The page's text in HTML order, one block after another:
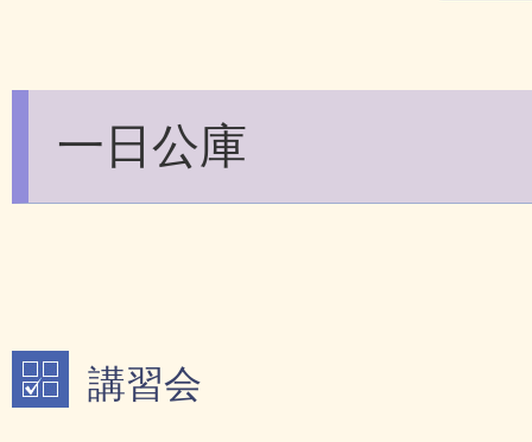
一日公庫
講習会